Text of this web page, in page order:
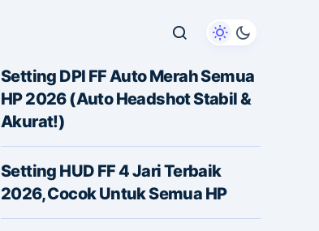
Setting DPI FF Auto Merah Semua
HP 2026 (Auto Headshot Stabil &
Akurat!)
Setting HUD FF 4 Jari Terbaik
2026, Cocok Untuk Semua HP